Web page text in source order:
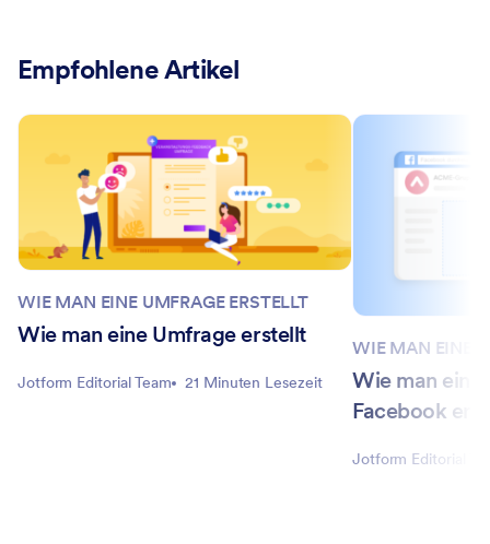
Empfohlene Artikel
WIE MAN EINE UMFRAGE ERSTELLT
Wie man eine Umfrage erstellt
Jotform Editorial Team 21 Minuten Lesezeit
WIE MAN EINE
Wie man
Facebook
Jotform Editorial